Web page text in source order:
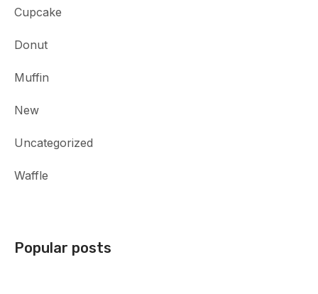
Cupcake
Donut
Muffin
New
Uncategorized
Waffle
Popular posts